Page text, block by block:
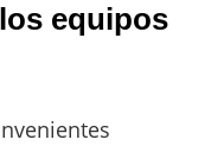
equipos